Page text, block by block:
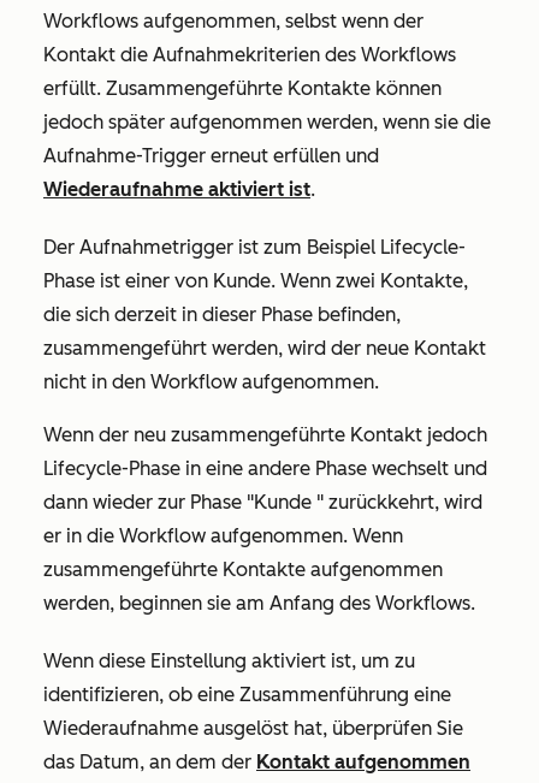
Workflows aufgenommen, selbst wenn der
Kontakt die Aufnahmekriterien des Workflows
erfüllt. Zusammengeführte Kontakte können
jedoch später aufgenommen werden, wenn sie die
Aufnahme-Trigger erneut erfüllen und
Wiederaufnahme aktiviert ist.
Der Aufnahmetrigger ist zum Beispiel Lifecycle-
Phase ist einer von Kunde. Wenn zwei Kontakte,
die sich derzeit in dieser Phase befinden,
zusammengeführt werden, wird der neue Kontakt
nicht in den Workflow aufgenommen.
Wenn der neu zusammengeführte Kontakt jedoch
Lifecycle-Phase in eine andere Phase wechselt und
dann wieder zur Phase "Kunde " zurückkehrt, wird
er in die Workflow aufgenommen. Wenn
zusammengeführte Kontakte aufgenommen
werden, beginnen sie am Anfang des Workflows.
Wenn diese Einstellung aktiviert ist, um zu
identifizieren, ob eine Zusammenführung eine
Wiederaufnahme ausgelöst hat, überprüfen Sie
das Datum, an dem der Kontakt aufgenommen